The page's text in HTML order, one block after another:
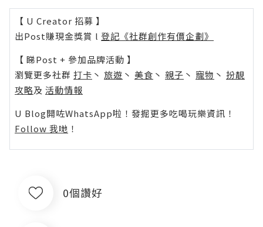
【 U Creator 招募 】
出Post賺現金獎賞 l 登記《社群創作有價企劃》
【 睇Post + 參加品牌活動 】
瀏覽更多社群 打卡 丶 旅遊 丶 美食 丶 親子 丶 寵物 丶 扮靚
攻略及 活動情報
U Blog開咗WhatsApp啦！發掘更多吃喝玩樂資訊！
Follow 我哋 ！
0個讚好